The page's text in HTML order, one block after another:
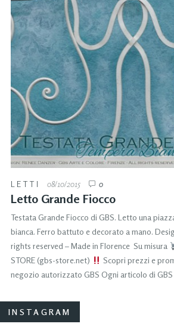
LETTI 08/10/2015 0
Letto Grande Fiocco
Testata Grande Fiocco di GBS. Letto una
bianca. Ferro battuto e decorato a mano.
rights reserved – Made in Florence Su misura
STORE (gbs-store.net)
Scopri prezzi e
negozio autorizzato GBS Ogni articolo di GBS
INSTAGRAM